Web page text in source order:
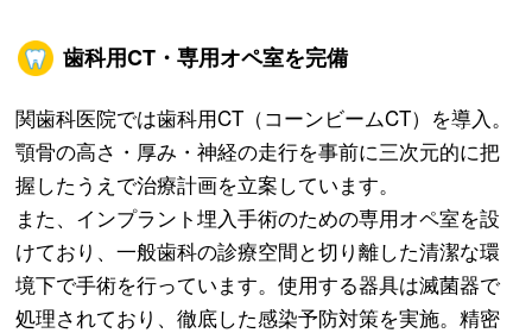
歯科用CT・専用オペ室を完備
関歯科医院では歯科用CT（コーンビームCT）を導入。
顎骨の高さ・厚み・神経の走行を事前に三次元的に把
握したうえで治療計画を立案しています。
また、インプラント埋入手術のための専用オペ室を設
けており、一般歯科の診療空間と切り離した清潔な環
境下で手術を行っています。使用する器具は滅菌器で
処理されており、徹底した感染予防対策を実施。精密